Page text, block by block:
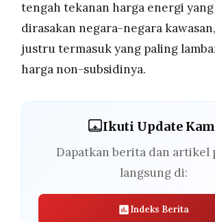
tengah tekanan harga energi yang
dirasakan negara-negara
justru termasuk yang paling
harga non-subsidinya.
Ikuti Update
Dapatkan berita dan artikel
langsung di:
Indeks Berita